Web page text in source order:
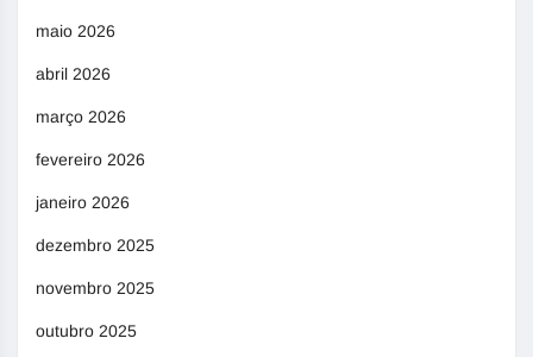
maio 2026
abril 2026
março 2026
fevereiro 2026
janeiro 2026
dezembro 2025
novembro 2025
outubro 2025